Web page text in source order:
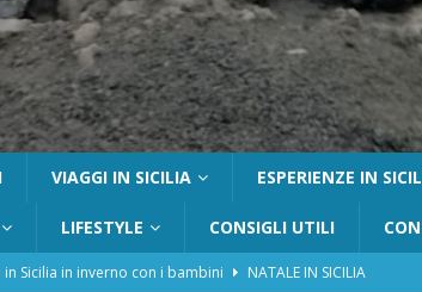
VIAGGI IN SICILIA ESPERIENZE IN
LIFESTYLE CONSIGLI UTILI
in Sicilia in inverno con i bambini
NATALE IN SICILIA